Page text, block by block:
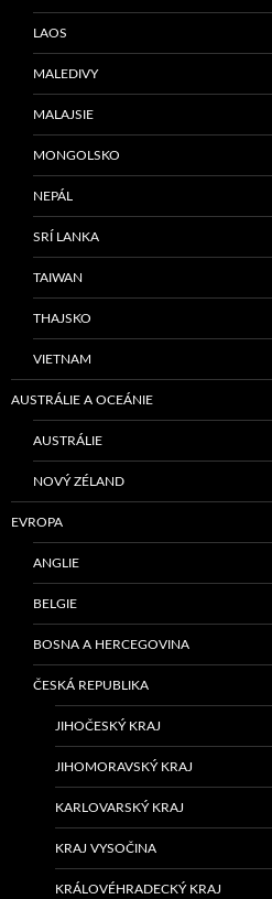
LAOS
MALEDIVY
MALAJSIE
MONGOLSKO
NEPÁL
SRÍ LANKA
TAIWAN
THAJSKO
VIETNAM
AUSTRÁLIE A OCEÁNIE
AUSTRÁLIE
NOVÝ ZÉLAND
EVROPA
ANGLIE
BELGIE
BOSNA A HERCEGOVINA
ČESKÁ REPUBLIKA
JIHOČESKÝ KRAJ
JIHOMORAVSKÝ KRAJ
KARLOVARSKÝ KRAJ
KRAJ VYSOČINA
KRÁLOVÉHRADECKÝ KRAJ